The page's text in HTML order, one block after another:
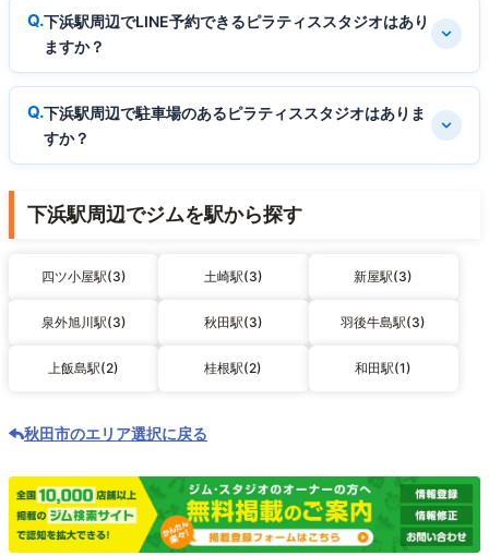
下浜駅周辺でLINE予約できるピラティススタジオはあり
ますか？
下浜駅周辺で駐車場のあるピラティススタジオはありま
すか？
下浜駅周辺でジムを駅から探す
四ツ小屋駅(3) 土崎駅(3) 新屋駅(3)
泉外旭川駅(3) 秋田駅(3) 羽後牛島駅(3)
上飯島駅(2) 桂根駅(2) 和田駅(1)
秋田市のエリア選択に戻る